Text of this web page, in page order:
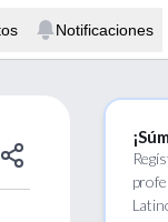
Notificaciones